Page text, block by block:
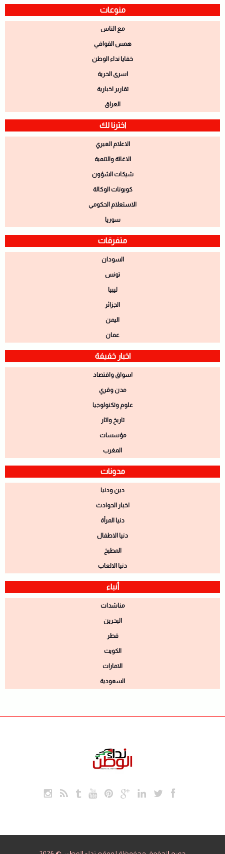
منوعات
مع الناس
همس القوافي
خفايا نداء الوطن
اسرى الحرية
تقارير اخبارية
العراق
اخترنا لك
الاعلام العبري
الاغاثة والتنمية
شيكات الشؤون
كوبونات الوكالة
الاستعلام الحكومي
سوريا
متفرقات
السودان
تونس
ليبيا
الجزائر
اليمن
عمان
اخبار خفيفة
اسواق واقتصاد
مدن وقري
علوم وتكنولوجيا
تاريخ واثار
مؤسسات
المغرب
مدونات
دين ودنيا
اخبار الحوادث
دنيا المرأة
دنيا الاطفال
المطبخ
دنيا الالعاب
أنباء
مناشدات
البحرين
قطر
الكويت
الامارات
السعودية